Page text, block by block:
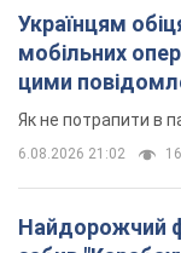
Українцям
мобільних
цими
Як не потрапити в
6.08.2026 21:02
Найдорожчий